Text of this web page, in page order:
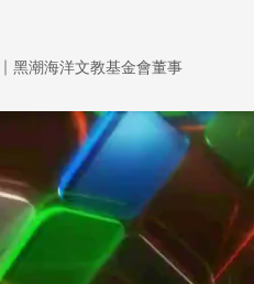
｜ 黑潮海洋文教基金會董事